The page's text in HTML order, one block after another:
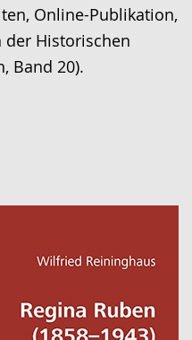
Online-Publikation,
der Historischen
Band 20).